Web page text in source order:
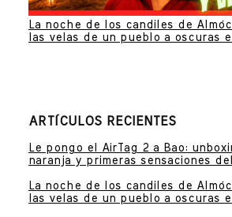
La noche de los candiles de
las velas de un pueblo a oscuras
ARTÍCULOS RECIENTES
Le pongo el AirTag 2 a Bao:
naranja y primeras sensaciones
La noche de los candiles de
las velas de un pueblo a oscuras